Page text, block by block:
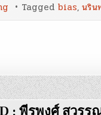
Tagged bias, นริน
: พีรพงศ์ สุวร